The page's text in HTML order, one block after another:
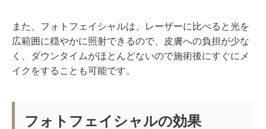
また、フォトフェイシャルは、レーザーに比べると光を
広範囲に穏やかに照射できるので、皮膚への負担が少な
く、ダウンタイムがほとんどないので施術後にすぐにメ
イクをすることも可能です。
フォトフェイシャルの効果